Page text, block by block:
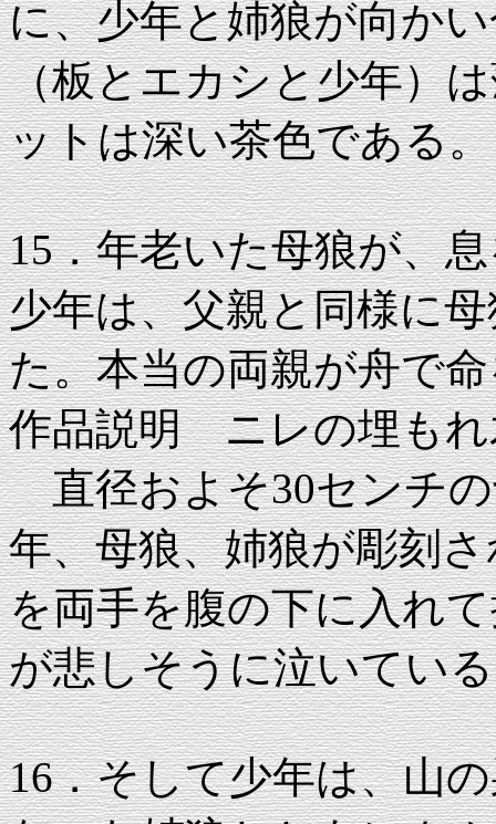
に、少年と姉狼が向か
（板とエカシと少年）
ットは深い茶色である。
15．年老いた母狼が、
少年は、父親と同様に
た。本当の両親が舟で
作品説明 ニレの埋も
直径およそ30センチの
年、母狼、姉狼が彫刻
を両手を腹の下に入れ
が悲しそうに泣いてい
16．そして少年は、山